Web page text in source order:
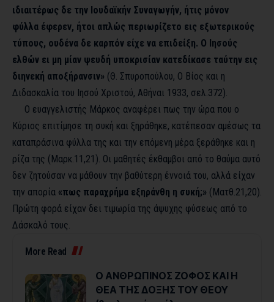
ιδιαιτέρως δε την Ιουδαϊκήν Συναγωγήν, ήτις μόνον
φύλλα έφερεν, ήτοι απλώς περιωρίζετο εις εξωτερικούς
τύπους, ουδένα δε καρπόν είχε να επιδείξη. Ο Ιησούς
ελθών ει μη μίαν ψευδή υποκρισίαν κατεδίκασε ταύτην εις
διηνεκή αποξήρανσιν» (Θ. Σπυροπούλου, Ο Βίος και η
Διδασκαλία του Ιησού Χριστού, Αθήναι 1933, σελ.372).
Ο ευαγγελιστής Μάρκος αναφέρει πως την ώρα που ο
Κύριος επιτίμησε τη συκή και ξηράθηκε, κατέπεσαν αμέσως τα
καταπράσινα φύλλα της και την επόμενη μέρα ξεράθηκε και η
ρίζα της (Μαρκ.11,21). Οι μαθητές έκθαμβοι από το θαύμα αυτό
δεν ζητούσαν να μάθουν την βαθύτερη έννοιά του, αλλά είχαν
την απορία «πως παραχρήμα εξηράνθη η συκή;» (Ματθ.21,20).
Πρώτη φορά είχαν δει τιμωρία της άψυχης φύσεως από το
Δάσκαλό τους.
More Read
Ο ΑΝΘΡΩΠΙΝΟΣ ΖΟΦΟΣ ΚΑΙ Η
ΘΕΑ ΤΗΣ ΔΟΞΗΣ ΤΟΥ ΘΕΟΥ